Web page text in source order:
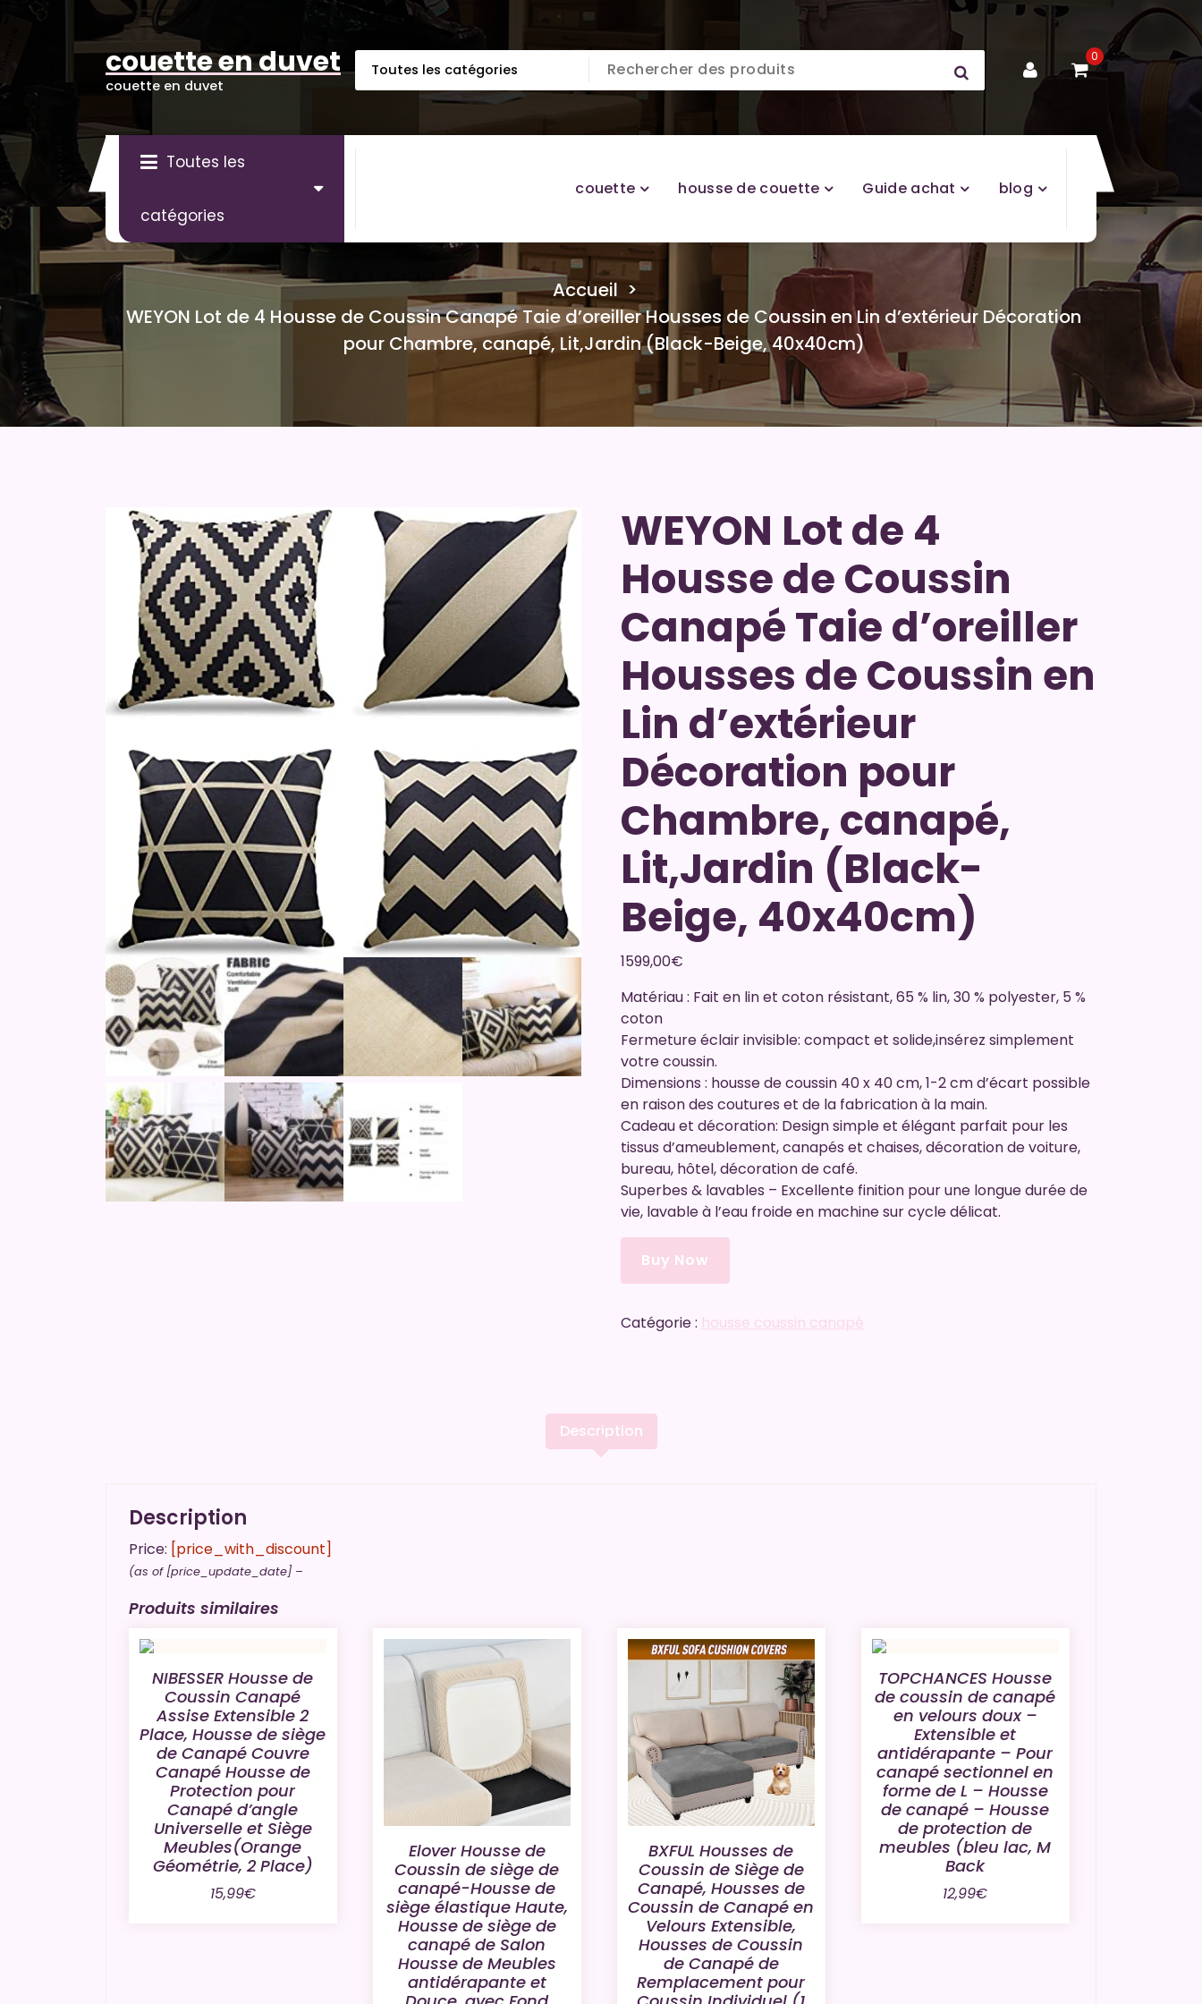
Aller
couette en duvet
couette en duvet
0
Toutes les
catégories
couette housse de couette Guide achat blog
Accueil >
WEYON Lot de 4 Housse de Coussin Canapé Taie d’oreiller Housses de Coussin en Lin d’extérieur Décoration
pour Chambre, canapé, Lit,Jardin (Black-Beige, 40x40cm)
WEYON Lot de 4
Housse de Coussin
Canapé Taie d’oreiller
Housses de Coussin en
Lin d’extérieur
Décoration pour
Chambre, canapé,
Lit,Jardin (Black-
Beige, 40x40cm)
1599,00€
Matériau : Fait en lin et coton résistant, 65 % lin, 30 % polyester, 5 %
coton
Fermeture éclair invisible: compact et solide,insérez simplement
votre coussin.
Dimensions : housse de coussin 40 x 40 cm, 1-2 cm d’écart possible
en raison des coutures et de la fabrication à la main.
Cadeau et décoration: Design simple et élégant parfait pour les
tissus d’ameublement, canapés et chaises, décoration de voiture,
bureau, hôtel, décoration de café.
Superbes & lavables – Excellente finition pour une longue durée de
vie, lavable à l’eau froide en machine sur cycle délicat.
Buy Now
Catégorie : housse coussin canapé
Description
Description
Price: [price_with_discount]
(as of [price_update_date] –
Produits similaires
NIBESSER Housse de
Coussin Canapé
Assise Extensible 2
Place, Housse de siège
de Canapé Couvre
Canapé Housse de
Protection pour
Canapé d’angle
Universelle et Siège
Meubles(Orange
Géométrie, 2 Place)
15,99€
Elover Housse de
Coussin de siège de
canapé-Housse de
siège élastique Haute,
Housse de siège de
canapé de Salon
Housse de Meubles
antidérapante et
BXFUL Housses de
Coussin de Siège de
Canapé, Housses de
Coussin de Canapé en
Velours Extensible,
Housses de Coussin
de Canapé de
Remplacement pour
TOPCHANCES Housse
de coussin de canapé
en velours doux –
Extensible et
antidérapante – Pour
canapé sectionnel en
forme de L – Housse
de canapé – Housse
de protection de
meubles (bleu lac, M
Back
12,99€